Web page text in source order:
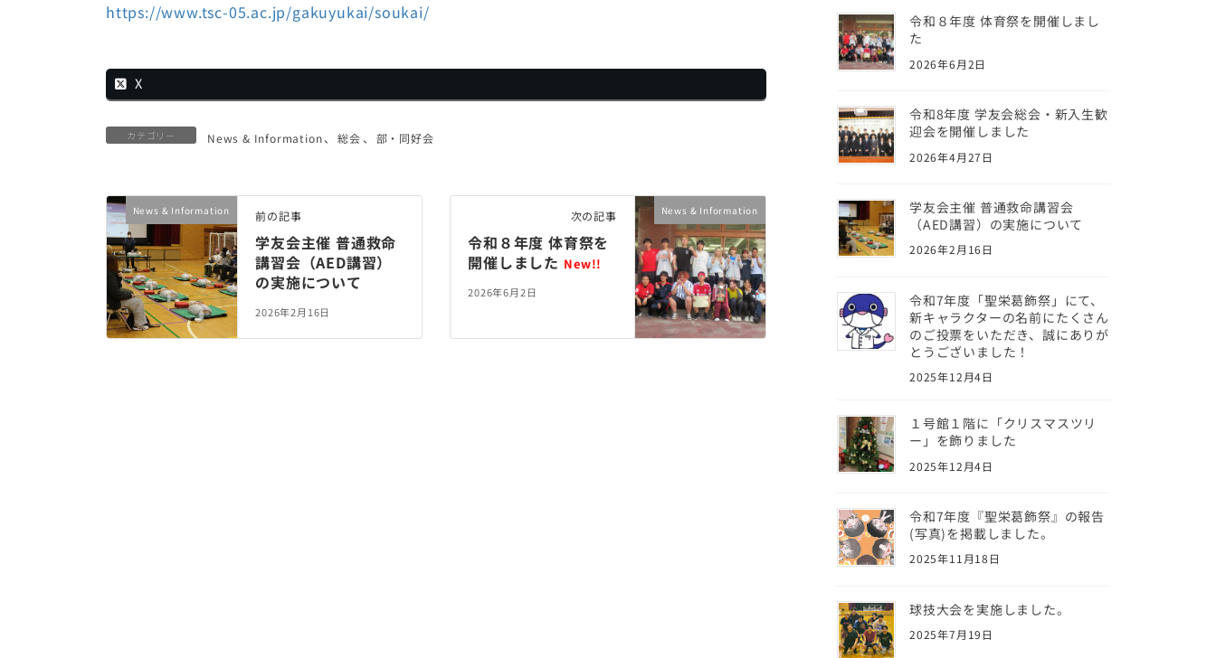
https://www.tsc-05.ac.jp/gakuyukai/soukai/
X
カテゴリー News & Information、 総会 、 部・同好会
News & Information 前の記事
学友会主催 普通救命
講習会（AED講習）
の実施について
2026年2月16日
News & Information
次の記事
令和８年度 体育祭を
開催しました New!!
2026年6月2日
令和８年度 体育祭を開催しまし
た
2026年6月2日
令和8年度 学友会総会・新入生歓
迎会を開催しました
2026年4月27日
学友会主催 普通救命講習会
（AED講習）の実施について
2026年2月16日
令和7年度「聖栄葛飾祭」にて、
新キャラクターの名前にたくさん
のご投票をいただき、誠にありが
とうございました！
2025年12月4日
１号館１階に「クリスマスツリ
ー」を飾りました
2025年12月4日
令和7年度『聖栄葛飾祭』の報告
(写真)を掲載しました。
2025年11月18日
球技大会を実施しました。
2025年7月19日